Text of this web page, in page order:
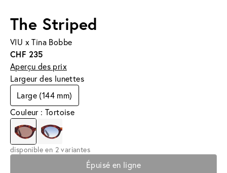
The Striped
VIU x Tina Bobbe
CHF 235
Aperçu des prix
Largeur des lunettes
Large (144 mm)
Couleur : Tortoise
disponible en 2 variantes
Épuisé en ligne